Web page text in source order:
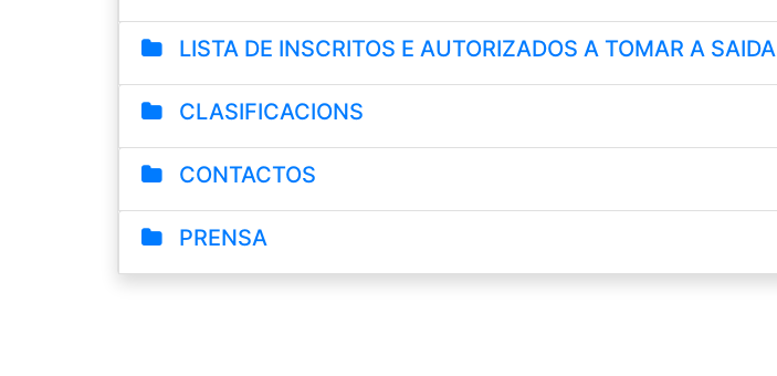
LISTA DE INSCRITOS E AUTORIZADOS A TOMAR A SAIDA
CLASIFICACIONS
CONTACTOS
PRENSA